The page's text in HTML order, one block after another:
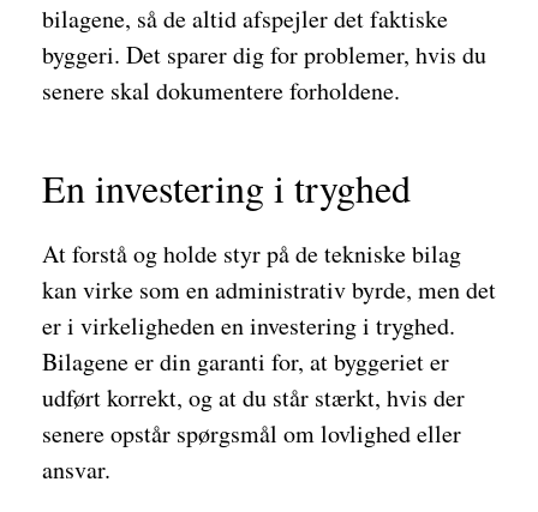
bilagene, så de altid afspejler det faktiske
byggeri. Det sparer dig for problemer, hvis du
senere skal dokumentere forholdene.
En investering i tryghed
At forstå og holde styr på de tekniske bilag
kan virke som en administrativ byrde, men det
er i virkeligheden en investering i tryghed.
Bilagene er din garanti for, at byggeriet er
udført korrekt, og at du står stærkt, hvis der
senere opstår spørgsmål om lovlighed eller
ansvar.